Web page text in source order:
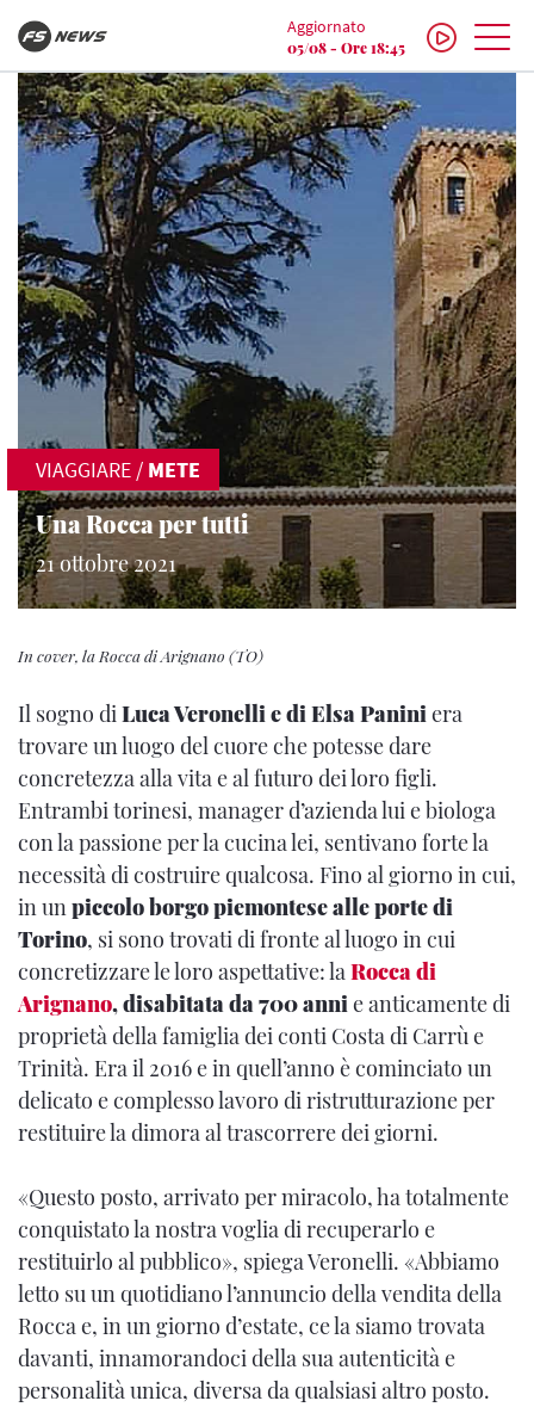
Aggiornato
05/08 - Ore 18:45
VIAGGIARE / METE
Una Rocca per tutti
21 ottobre 2021
In cover, la Rocca di Arignano (TO)
Il sogno diLuca Veronelli e di Elsa Paniniera
trovare un luogo del cuore che potesse dare
concretezza alla vita e al futuro dei loro figli.
Entrambi torinesi, manager d’azienda lui e biologa
con la passione per la cucina lei, sentivano forte la
necessità di costruire qualcosa. Fino al giorno in cui,
in unpiccolo borgo piemontese alle porte di
Torino, si sono trovati di fronte al luogo in cui
concretizzare le loro aspettative: laRocca di
Arignano, disabitata da 700 annie anticamente di
proprietà della famiglia dei conti Costa di Carrù e
Trinità. Era il 2016 e in quell’anno è cominciato un
delicato e complesso lavoro di ristrutturazione per
restituire la dimora al trascorrere dei giorni.
«Questo posto, arrivato per miracolo, ha totalmente
conquistato la nostra voglia di recuperarlo e
restituirlo al pubblico», spiega Veronelli. «Abbiamo
letto su un quotidiano l’annuncio della vendita della
Rocca e, in un giorno d’estate, ce la siamo trovata
davanti, innamorandoci della sua autenticità e
personalità unica, diversa da qualsiasi altro posto.